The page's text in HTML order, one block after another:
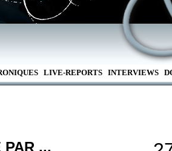
LIVE-REPORTS INTERVIEWS
PAR ...